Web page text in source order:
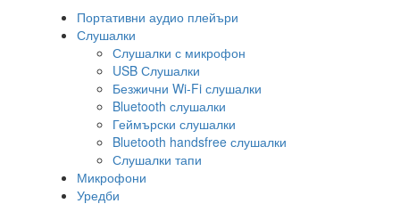
Портативни аудио плейъри
Слушалки
Слушалки с микрофон
USB Слушалки
Безжични Wi-Fi слушалки
Bluetooth слушалки
Геймърски слушалки
Bluetooth handsfree слушалки
Слушалки тапи
Микрофони
Уредби